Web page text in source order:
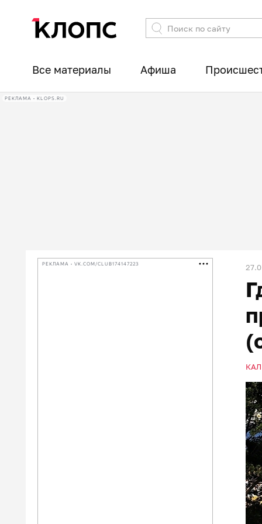
Все материалы Афиша
РЕКЛАМА • KLOPS.RU
РЕКЛАМА • VK.COM/CLUB174147223